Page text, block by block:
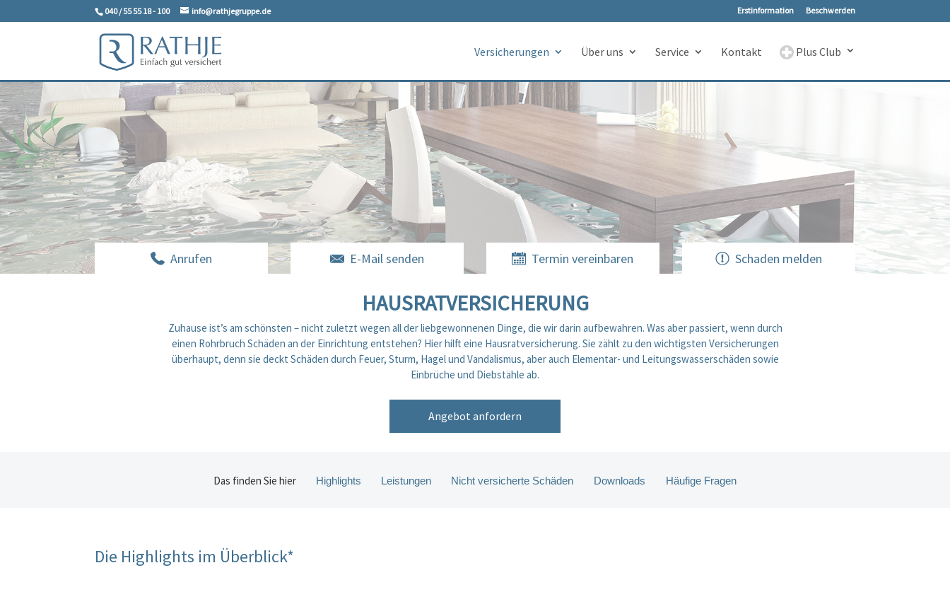
040 / 55 55 18 - 100 info@rathjegruppe.de Erstinformation Beschwerden
Versicherungen Über uns Service Kontakt Plus Club
Anrufen E-Mail senden Termin vereinbaren Schaden melden
HAUSRAT­VERSICHERUNG
Zuhause ist’s am schönsten – nicht zuletzt wegen all der liebgewonnenen Dinge, die wir darin aufbewahren. Was aber passiert, wenn durch
einen Rohrbruch Schäden an der Einrichtung entstehen? Hier hilft eine Hausratversicherung. Sie zählt zu den wichtigsten Versicherungen
überhaupt, denn sie deckt Schäden durch Feuer, Sturm, Hagel und Vandalismus, aber auch Elementar- und Leitungswasserschäden sowie
Einbrüche und Diebstähle ab.
Angebot anfordern
Das finden Sie hier Highlights Leistungen Nicht versicherte Schäden Downloads Häufige Fragen
Die Highlights im Überblick*